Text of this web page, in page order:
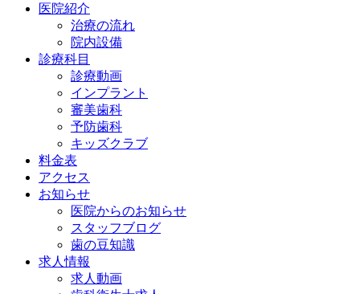
医院紹介
治療の流れ
院内設備
診療科目
診療動画
インプラント
審美歯科
予防歯科
キッズクラブ
料金表
アクセス
お知らせ
医院からのお知らせ
スタッフブログ
歯の豆知識
求人情報
求人動画